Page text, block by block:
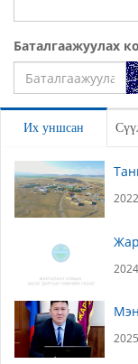
Баталгаажуулах
Их уншсан